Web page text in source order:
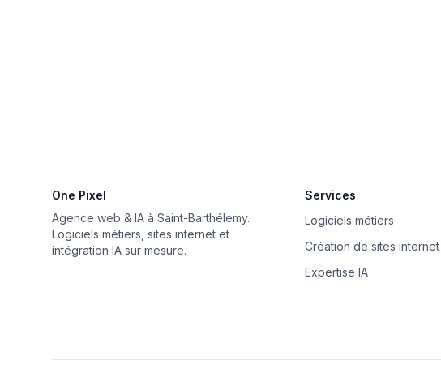
One Pixel
Agence web & IA à Saint-Barthélemy.
Logiciels métiers, sites internet et
intégration IA sur mesure.
Services
Logiciels métiers
Création de sites internet
Expertise IA